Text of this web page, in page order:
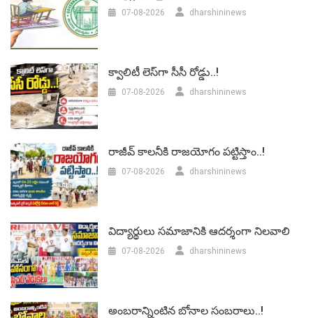
07-08-2026 dharshininews
క్వాలిటీ లెస్‌గా సీసీ రోడ్డు..!
07-08-2026 dharshininews
రాజీవ్ కాలనీకి రాజయోగం పట్టిస్తాం..!
07-08-2026 dharshininews
విద్యార్థులు సమాజానికి ఆదర్శంగా నిలవాలి
07-08-2026 dharshininews
అంబరాన్నింటిన బోనాల సంబరాలు..!